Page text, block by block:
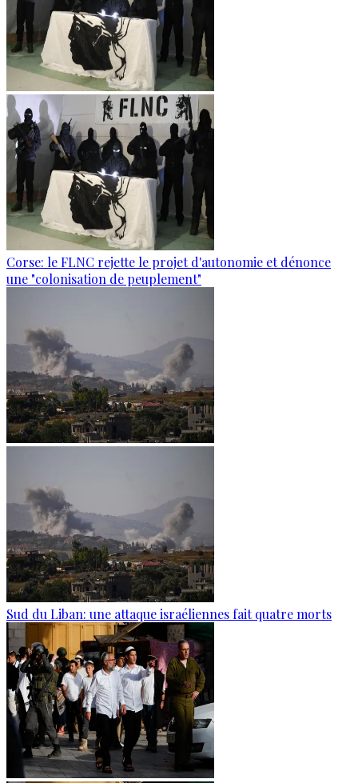
Corse: le FLNC rejette le projet d'autonomie et dénonce
une "colonisation de peuplement"
Sud du Liban: une attaque israéliennes fait quatre morts